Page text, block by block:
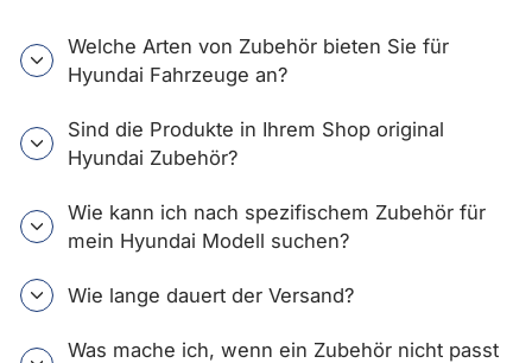
Welche Arten von Zubehör bieten Sie für
Hyundai Fahrzeuge an?
Sind die Produkte in Ihrem Shop original
Hyundai Zubehör?
Wie kann ich nach spezifischem Zubehör für
mein Hyundai Modell suchen?
Wie lange dauert der Versand?
Was mache ich, wenn ein Zubehör nicht passt